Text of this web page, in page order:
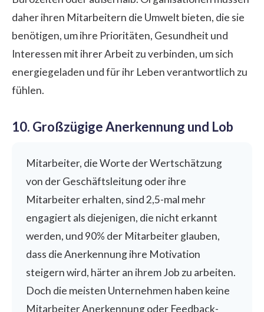
daher ihren Mitarbeitern die Umwelt bieten, die sie
benötigen, um ihre Prioritäten, Gesundheit und
Interessen mit ihrer Arbeit zu verbinden, um sich
energiegeladen und für ihr Leben verantwortlich zu
fühlen.
10. Großzügige Anerkennung und Lob
Mitarbeiter, die Worte der Wertschätzung
von der Geschäftsleitung oder ihre
Mitarbeiter erhalten, sind 2,5-mal mehr
engagiert als diejenigen, die nicht erkannt
werden, und 90% der Mitarbeiter glauben,
dass die Anerkennung ihre Motivation
steigern wird, härter an ihrem Job zu arbeiten.
Doch die meisten Unternehmen haben keine
Mitarbeiter Anerkennung oder Feedback-